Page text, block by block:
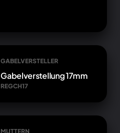
GABELVERSTELLER
Gabelverstellung 17mm
REGCH17
MUTTERN